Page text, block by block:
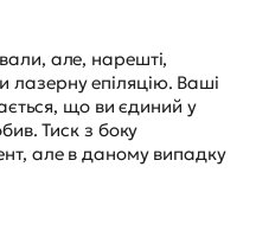
але, нарешті,
лазерну епіляцію. Ваші
що ви єдиний у
Тиск з боку
але в даному випадку